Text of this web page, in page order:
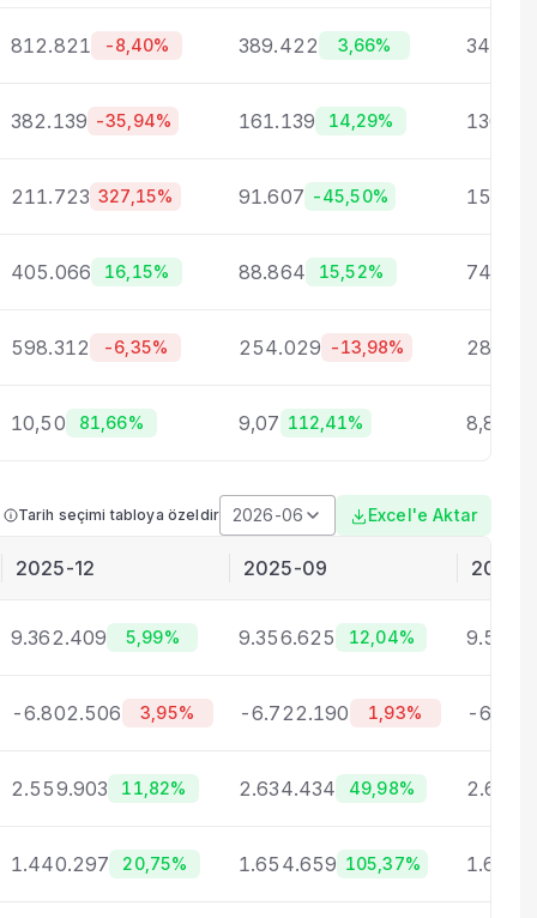
812.821 -8,40% 389.422 3,66%
382.139 -35,94% 161.139 14,29%
211.723 327,15% 91.607 -45,50%
405.066 16,15% 88.864 15,52% 74.505
598.312 -6,35% 254.029 -13,98%
10,50 81,66% 9,07 112,41% 8,82
Tarih seçimi tabloya özeldir 2026-06 Excel'e Aktar
2025-12 2025-09 2025-
9.362.409 5,99% 9.356.625 12,04%
-6.802.506 3,95% -6.722.190 1,93% -
2.559.903 11,82% 2.634.434 49,98%
1.440.297 20,75% 1.654.659 105,37%